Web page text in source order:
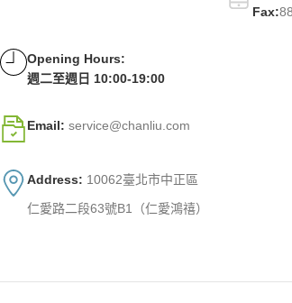
Fax:
Opening Hours:
週二至週日 10:00-19:00
Email: service@chanliu.com
Address: 10062臺北市中正區
仁愛路二段63號B1（仁愛鴻禧）